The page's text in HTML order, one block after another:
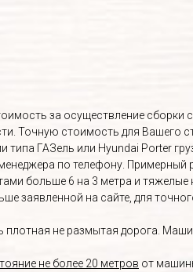
за осуществление
Точную стоимость для Вашего
ГАЗель или Hyundai Porter
по телефону. Примерный
больше 6 на 3 метра и
заявленной на сайте, для
не размытая дорога.
не более 20 метров от